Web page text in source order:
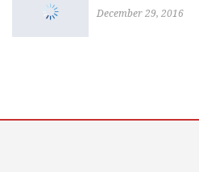
December 29, 2016